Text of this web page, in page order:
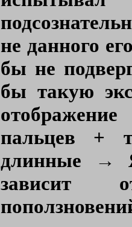
не данного
бы не
бы такую
пальцев +
длинные →
зависит